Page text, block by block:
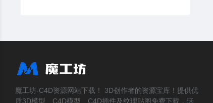
魔工坊-C4D资源网站下载！ 3D创作者的资源宝库！提供优
质3D模型、C4D模型、C4D插件及纹理贴图免费下载，涵